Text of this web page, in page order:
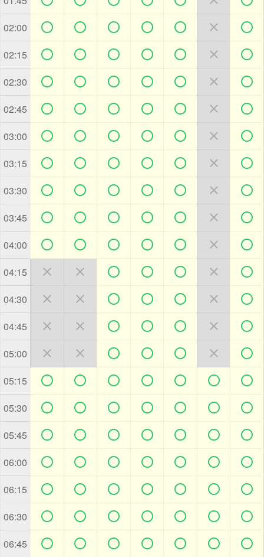
02:00       
02:15       
02:30       
02:45       
03:00       
03:15       
03:30       
03:45       
04:00       
04:15       
04:30       
04:45       
05:00       
05:15       
05:30       
05:45       
06:00       
06:15       
06:30       
06:45       